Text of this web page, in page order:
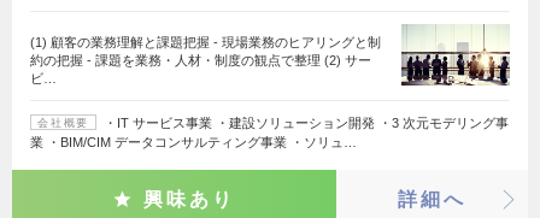
(1) 顧客の業務理解と課題把握 - 現場業務のヒアリングと制
約の把握 - 課題を業務・人材・制度の観点で整理 (2) サー
ビ…
会社概要
・IT サービス事業 ・建設ソリューション開発 ・3 次元モデリング事
業 ・BIM/CIM データコンサルティング事業 ・ソリュ…
興味あり 詳細へ